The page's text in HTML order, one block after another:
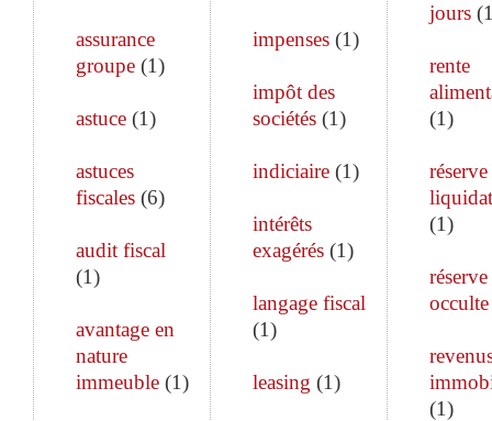
assurance
groupe (1)
astuce (1)
astuces
fiscales (6)
audit fiscal
(1)
avantage en
nature
immeuble (1)
impenses(1)
impôt des
sociétés(1)
indiciaire(1)
intérêts
exagérés(1)
langage fiscal
(1)
leasing (1)
jours(
rente
(1)
(1)
réserve
occulte
(1)